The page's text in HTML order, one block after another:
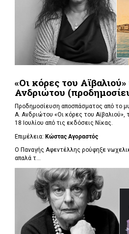
«Οι κόρες του
Ανδριώτου
Προδημοσίευση αποσπάσματος από το
Α. Ανδριώτου «Οι κόρες του Αϊβαλιού»,
18 Ιουλίου από τις εκδόσεις Νίκας.
Επιμέλεια: Κώστας Αγοραστός
Ο Παναγής Αφεντέλλης ρούφηξε
απαλά τ...